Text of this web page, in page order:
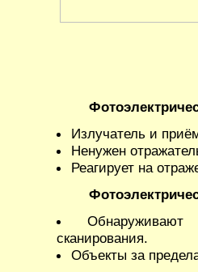
Излучатель и
Ненужен
Реагирует на
сканирования.
Объекты за